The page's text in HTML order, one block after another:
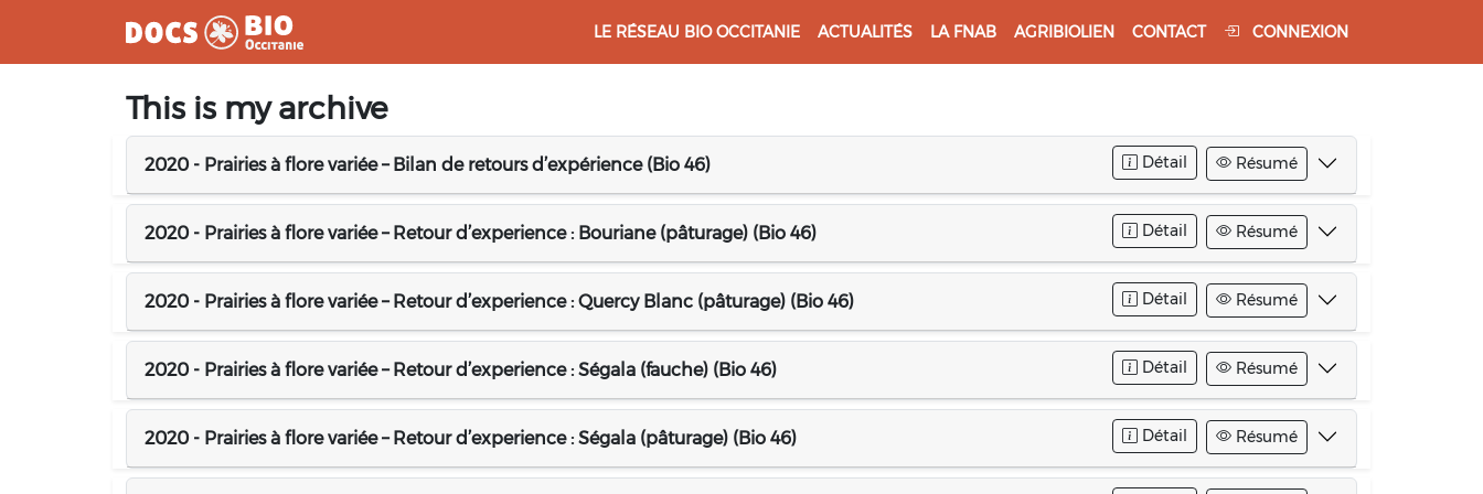
LE RÉSEAU BIO OCCITANIE ACTUALITÉS LA FNAB AGRIBIOLIEN CONTACT CONNEXION
This is my archive
Détail Résumé
2020 - Prairies à flore variée – Bilan de retours d’expérience (Bio 46)
Détail Résumé
2020 - Prairies à flore variée – Retour d’experience : Bouriane (pâturage) (Bio 46)
Détail Résumé
2020 - Prairies à flore variée – Retour d’experience : Quercy Blanc (pâturage) (Bio 46)
Détail Résumé
2020 - Prairies à flore variée – Retour d’experience : Ségala (fauche) (Bio 46)
Détail Résumé
2020 - Prairies à flore variée – Retour d’experience : Ségala (pâturage) (Bio 46)